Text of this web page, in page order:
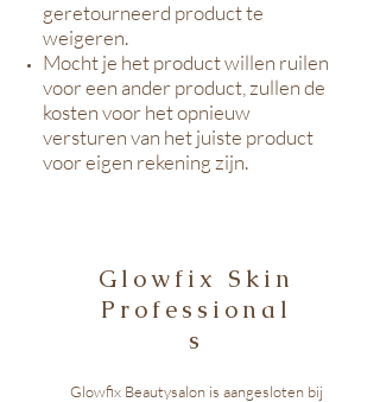
geretourneerd product te
weigeren.
Mocht je het product willen ruilen
voor een ander product, zullen de
kosten voor het opnieuw
versturen van het juiste product
voor eigen rekening zijn.
Glowfix Skin
Professional
s
Glowfix Beautysalon is aangesloten bij